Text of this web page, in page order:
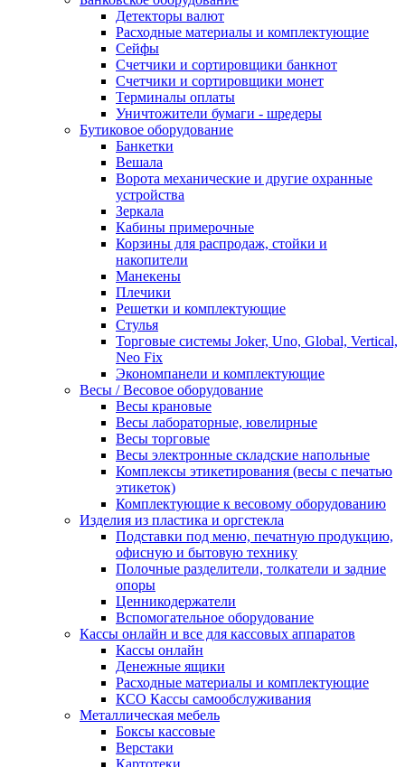
Детекторы валют
Расходные материалы и комплектующие
Сейфы
Счетчики и сортировщики банкнот
Счетчики и сортировщики монет
Терминалы оплаты
Уничтожители бумаги - шредеры
Бутиковое оборудование
Банкетки
Вешала
Ворота механические и другие охранные
устройства
Зеркала
Кабины примерочные
Корзины для распродаж, стойки и
накопители
Манекены
Плечики
Решетки и комплектующие
Стулья
Торговые системы Joker, Uno, Global, Vertical,
Neo Fix
Экономпанели и комплектующие
Весы / Весовое оборудование
Весы крановые
Весы лабораторные, ювелирные
Весы торговые
Весы электронные складские напольные
Комплексы этикетирования (весы с печатью
этикеток)
Комплектующие к весовому оборудованию
Изделия из пластика и оргстекла
Подставки под меню, печатную продукцию,
офисную и бытовую технику
Полочные разделители, толкатели и задние
опоры
Ценникодержатели
Вспомогательное оборудование
Кассы онлайн и все для кассовых аппаратов
Кассы онлайн
Денежные ящики
Расходные материалы и комплектующие
КСО Кассы самообслуживания
Металлическая мебель
Боксы кассовые
Верстаки
Картотеки